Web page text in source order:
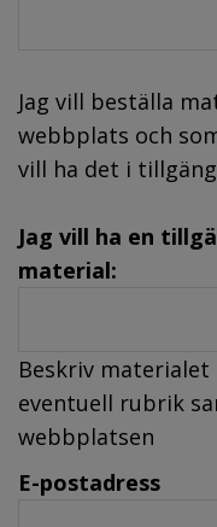
Jag vill beställa
webbplats och
vill ha det i
Jag vill ha en
material:
Beskriv
eventuell rubrik
webbplatsen
E-postadress